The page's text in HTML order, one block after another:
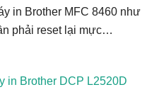
in Brother MFC 8460 như
phải reset lại mực…
in Brother DCP L2520D